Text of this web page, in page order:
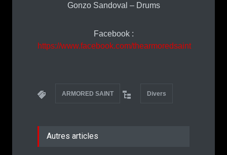
Gonzo Sandoval – Drums
Facebook :
https://www.facebook.com/thearmoredsaint
ARMORED SAINT Divers
Autres articles